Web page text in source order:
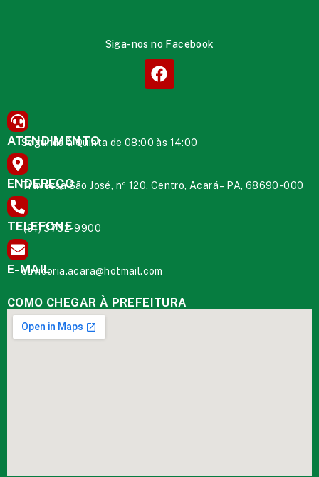
Siga-nos no Facebook
ATENDIMENTO
Segunda à Quinta de 08:00 às 14:00
ENDEREÇO
Travessa São José, nº 120, Centro, Acará – PA, 68690-000
TELEFONE
(91) 3732-9900
E-MAIL
ouvidoria.acara@hotmail.com
COMO CHEGAR À PREFEITURA